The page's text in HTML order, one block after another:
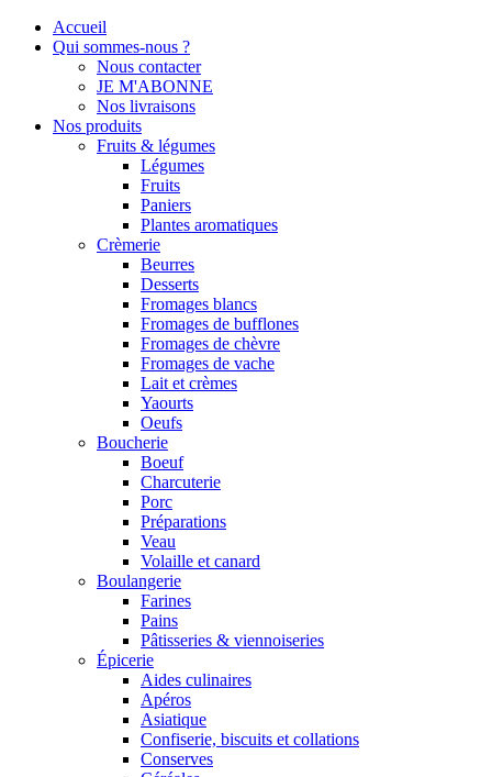
Accueil
Qui sommes-nous ?
Nous contacter
JE M'ABONNE
Nos livraisons
Nos produits
Fruits & légumes
Légumes
Fruits
Paniers
Plantes aromatiques
Crèmerie
Beurres
Desserts
Fromages blancs
Fromages de bufflones
Fromages de chèvre
Fromages de vache
Lait et crèmes
Yaourts
Oeufs
Boucherie
Boeuf
Charcuterie
Porc
Préparations
Veau
Volaille et canard
Boulangerie
Farines
Pains
Pâtisseries & viennoiseries
Épicerie
Aides culinaires
Apéros
Asiatique
Confiserie, biscuits et collations
Conserves